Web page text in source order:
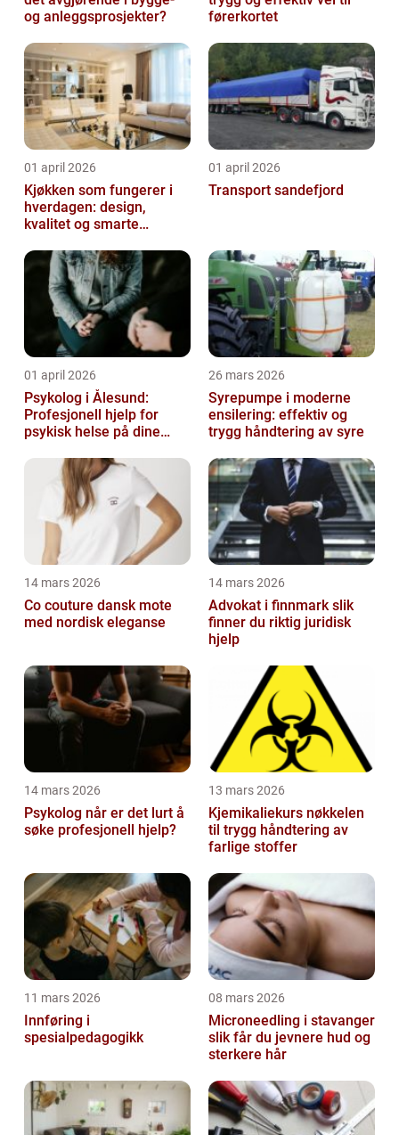
og anleggsprosjekter?
førerkortet
01 april 2026
Kjøkken som fungerer i
hverdagen: design,
kvalitet og smarte
01 april 2026
Transport sandefjord
01 april 2026
Psykolog i Ålesund:
Profesjonell hjelp for
psykisk helse på dine
26 mars 2026
Syrepumpe i moderne
ensilering: effektiv og
trygg håndtering av syre
14 mars 2026
Co couture dansk mote
med nordisk eleganse
14 mars 2026
Advokat i finnmark slik
finner du riktig juridisk
hjelp
14 mars 2026
Psykolog når er det lurt å
søke profesjonell hjelp?
13 mars 2026
Kjemikaliekurs nøkkelen
til trygg håndtering av
farlige stoffer
11 mars 2026
Innføring i
spesialpedagogikk
08 mars 2026
Microneedling i stavanger
slik får du jevnere hud og
sterkere hår